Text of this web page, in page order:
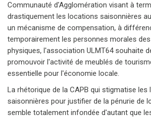
Communauté d'Agglomération visant à
drastiquement les locations saisonnières
un mécanisme de compensation, à
temporairement les personnes morales
physiques, l'association ULMT64 souhaite
promouvoir l'activité de meublés de
essentielle pour l'économie locale.
La rhétorique de la CAPB qui stigmatise les
saisonnières pour justifier de la pénurie de
semble totalement infondée d'autant que